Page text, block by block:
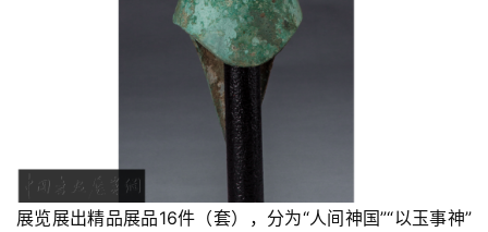
展览展出精品展品16件（套），分为“人间神国”“以玉事神”